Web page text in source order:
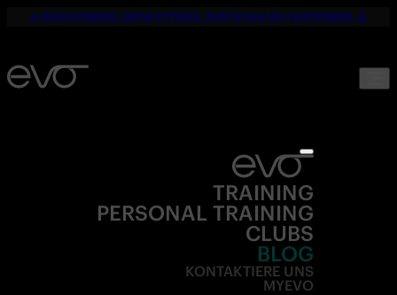
☀️ DEIN SOMMER. DEINE FITNESS. NUR 19,90€ BIS SEPTEMBER. 💪
TRAINING
PERSONAL TRAINING
CLUBS
BLOG
KONTAKTIERE UNS
MYEVO